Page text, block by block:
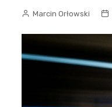
Marcin Orłowski